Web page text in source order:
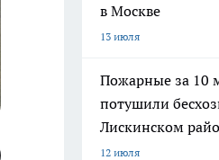
в Москве
13 июля
Пожарные за 10
потушили
Лискинском
12 июля